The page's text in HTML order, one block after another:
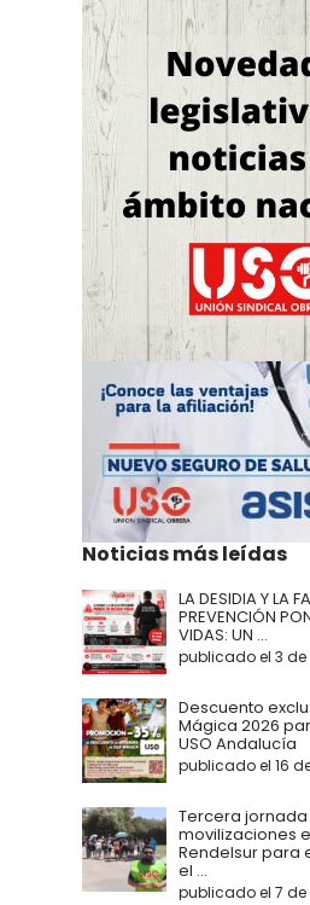
Noticias más leídas
LA DESIDIA Y LA
PREVENCIÓN
VIDAS: UN ...
publicado el 3
Descuento
Mágica 2026
USO Andalucía
publicado el 16
Tercera
movilizaciones
Rendelsur para
el ...
publicado el 7 de